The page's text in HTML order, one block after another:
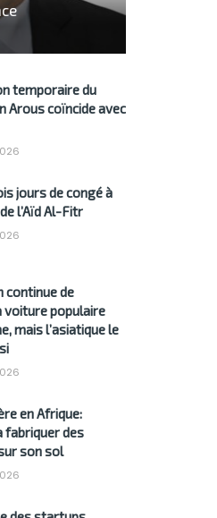
temporaire du
Arous coïncide avec
jours de congé à
l’Aïd Al-Fitr
continue de
voiture populaire
mais l’asiatique le
en Afrique:
fabriquer des
son sol